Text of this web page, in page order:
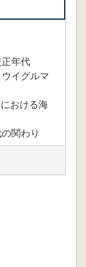
年代
イグルマ
おける海
関わり